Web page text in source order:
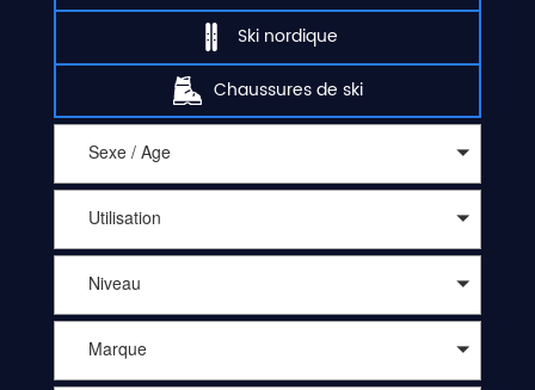
Ski nordique
Chaussures de ski
Sexe / Age
Utilisation
Niveau
Marque